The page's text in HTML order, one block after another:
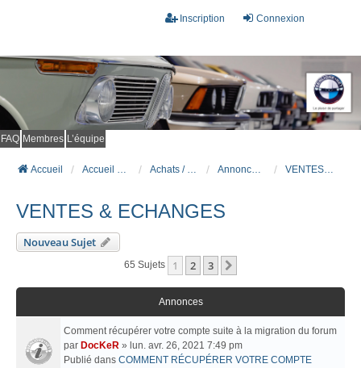
Connexion
Inscription
FAQ Membres L’équipe
Accueil Accueil du forum Achats / Ventes BMW Annonces de pièces détachées BMW VENTES & ECHANGES
VENTES & ECHANGES
Nouveau Sujet
65 Sujets 1 2 3
Annonces
Comment récupérer votre compte suite à la migration du forum
par DocKeR » lun. avr. 26, 2021 7:49 pm
Publié dans COMMENT RÉCUPÉRER VOTRE COMPTE